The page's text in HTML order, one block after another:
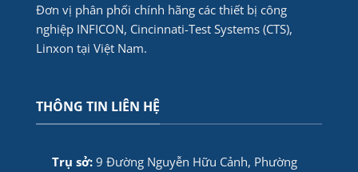
Đơn vị phân phối chính hãng các thiết bị công
nghiệp INFICON, Cincinnati-Test Systems (CTS),
Linxon tại Việt Nam.
THÔNG TIN LIÊN HỆ
Trụ sở: 9 Đường Nguyễn Hữu Cảnh, Phường